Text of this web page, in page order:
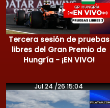
Tercera sesión de pruebas
libres del Gran Premio de
Hungría - ¡EN VIVO!
Jul 24 /26 15:04